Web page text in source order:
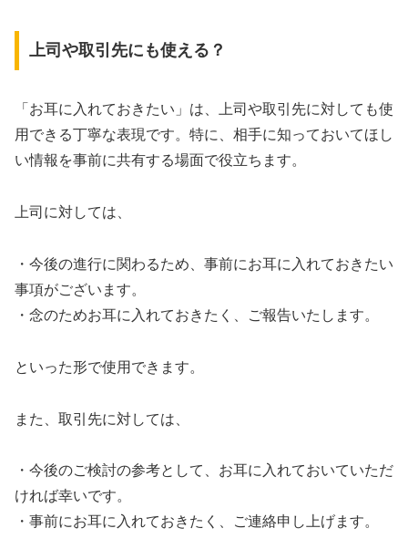
上司や取引先にも使える？
「お耳に入れておきたい」は、上司や取引先に対しても使
用できる丁寧な表現です。特に、相手に知っておいてほし
い情報を事前に共有する場面で役立ちます。
上司に対しては、
・今後の進行に関わるため、事前にお耳に入れておきたい
事項がございます。
・念のためお耳に入れておきたく、ご報告いたします。
といった形で使用できます。
また、取引先に対しては、
・今後のご検討の参考として、お耳に入れておいていただ
ければ幸いです。
・事前にお耳に入れておきたく、ご連絡申し上げます。